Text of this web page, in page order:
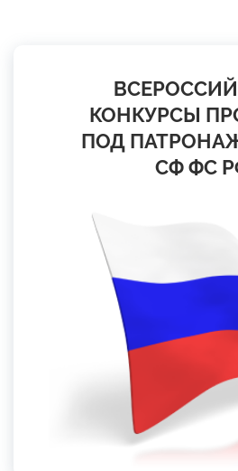
КОНКУРСЫ
ПОД
СФ ФС